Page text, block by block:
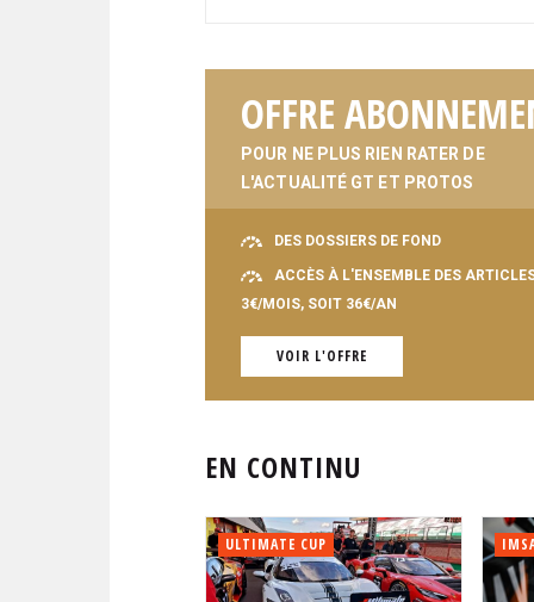
OFFRE
POUR NE PLUS RIEN RATER DE
L'ACTUALITÉ GT ET PROTOS
DES DOSSIERS DE FOND
ACCÈS À L'ENSEMBLE DES
3€/MOIS, SOIT 36€/AN
VOIR L'OFFRE
EN CONTINU
ULTIMATE CUP